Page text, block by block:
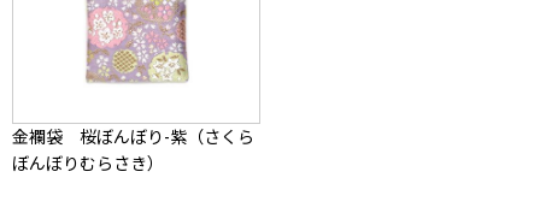
金襴袋 桜ぼんぼり-紫（さくら
ぼんぼりむらさき）